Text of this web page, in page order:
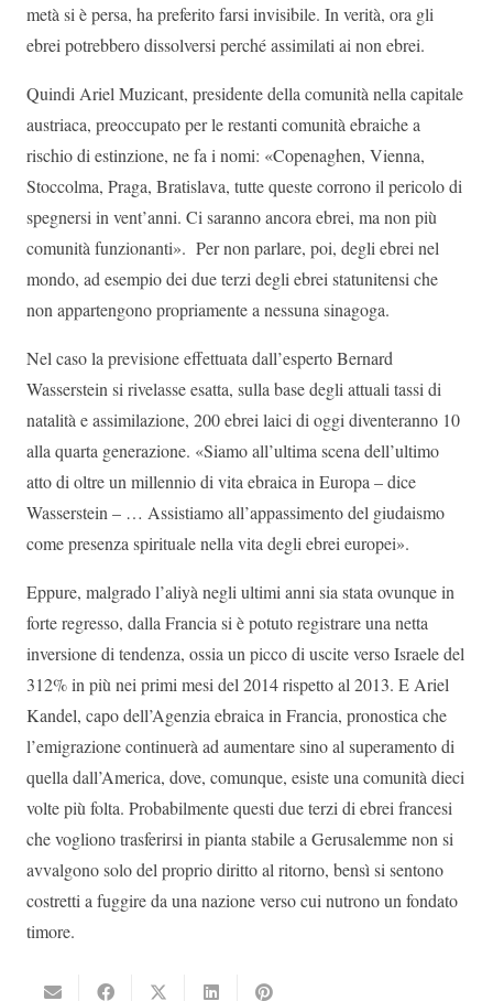
metà si è persa, ha preferito farsi invisibile. In verità, ora gli
ebrei potrebbero dissolversi perché assimilati ai non ebrei.
Quindi Ariel Muzicant, presidente della comunità nella capitale
austriaca, preoccupato per le restanti comunità ebraiche a
rischio di estinzione, ne fa i nomi: «Copenaghen, Vienna,
Stoccolma, Praga, Bratislava, tutte queste corrono il pericolo di
spegnersi in vent’anni. Ci saranno ancora ebrei, ma non più
comunità funzionanti». Per non parlare, poi, degli ebrei nel
mondo, ad esempio dei due terzi degli ebrei statunitensi che
non appartengono propriamente a nessuna sinagoga.
Nel caso la previsione effettuata dall’esperto Bernard
Wasserstein si rivelasse esatta, sulla base degli attuali tassi di
natalità e assimilazione, 200 ebrei laici di oggi diventeranno 10
alla quarta generazione. «Siamo all’ultima scena dell’ultimo
atto di oltre un millennio di vita ebraica in Europa – dice
Wasserstein – … Assistiamo all’appassimento del giudaismo
come presenza spirituale nella vita degli ebrei europei».
Eppure, malgrado l’aliyà negli ultimi anni sia stata ovunque in
forte regresso, dalla Francia si è potuto registrare una netta
inversione di tendenza, ossia un picco di uscite verso Israele del
312% in più nei primi mesi del 2014 rispetto al 2013. E Ariel
Kandel, capo dell’Agenzia ebraica in Francia, pronostica che
l’emigrazione continuerà ad aumentare sino al superamento di
quella dall’America, dove, comunque, esiste una comunità dieci
volte più folta. Probabilmente questi due terzi di ebrei francesi
che vogliono trasferirsi in pianta stabile a Gerusalemme non si
avvalgono solo del proprio diritto al ritorno, bensì si sentono
costretti a fuggire da una nazione verso cui nutrono un fondato
timore.